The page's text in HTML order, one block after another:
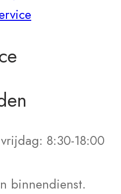
8:30-18:00
binnendienst.